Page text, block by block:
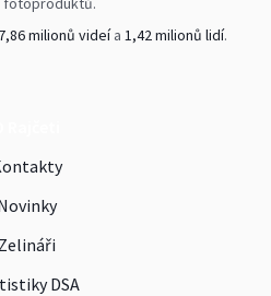
7,86 milionů videía 1,42 milionů lidí.
Zelináři
DSA